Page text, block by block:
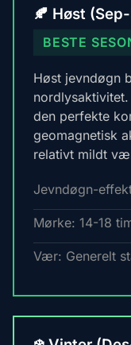
🍂 Høst
BESTE
Høst jevndøgn
den perfekte
geomagnetisk
relativt mildt
Jevndøgn-
Mørke: 14-18
Vær: Generelt